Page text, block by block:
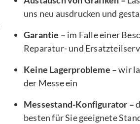
uns neu ausdrucken und
Garantie – im Falle einer
Reparatur- und
Keine Lagerprobleme –wir
der Messe ein
Messestand-Konfigurator –
besten für Sie geeignete